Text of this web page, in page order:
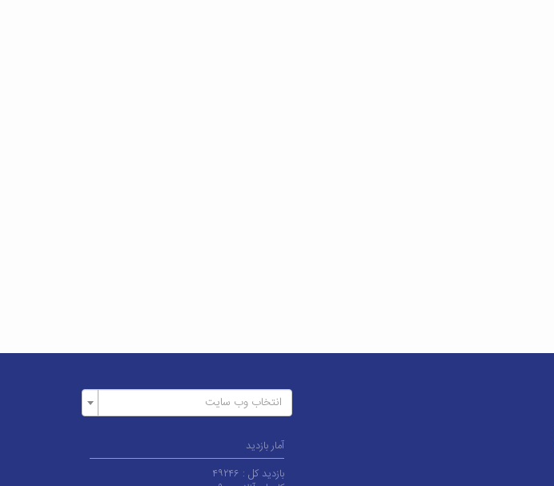
انتخاب وب سایت
آمار بازدید
بازدید کل : ۴۹۲۴۶